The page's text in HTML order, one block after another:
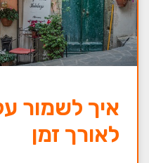
איך לשמור
לאורך זמן